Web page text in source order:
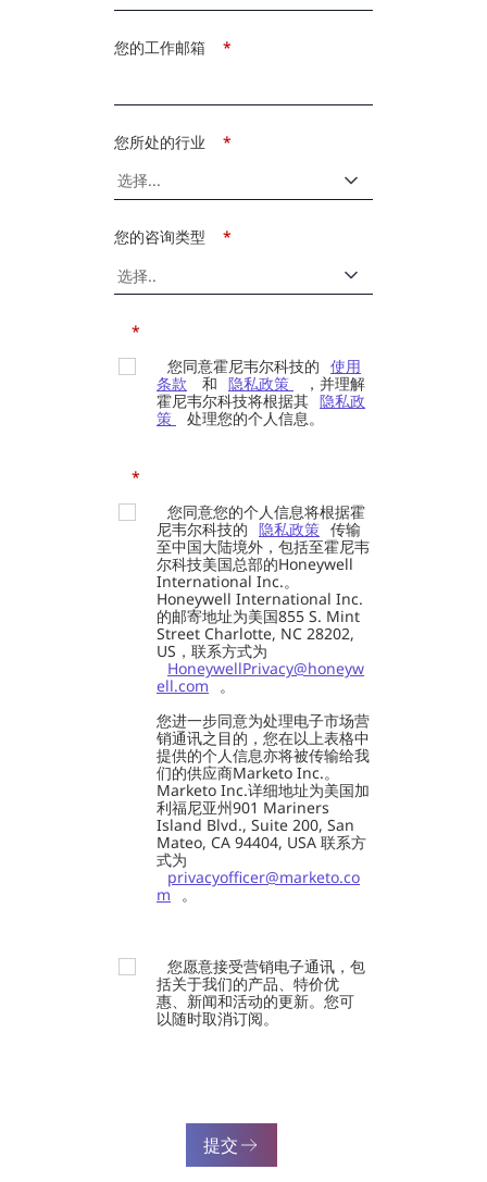
*
您的工作邮箱
*
您所处的行业
*
您的咨询类型
*
您同意霍尼韦尔科技的 使用
条款
和 隐私政策
，并理解
霍尼韦尔科技将根据其 隐私政
策
处理您的个人信息。
*
您同意您的个人信息将根据霍
尼韦尔科技的 隐私政策 传输
至中国大陆境外，包括至霍尼韦
尔科技美国总部的Honeywell
International Inc.。
Honeywell International Inc.
的邮寄地址为美国855 S. Mint
Street Charlotte, NC 28202,
US，联系方式为
HoneywellPrivacy@honeyw
ell.com
。
您进一步同意为处理电子市场营
销通讯之目的，您在以上表格中
提供的个人信息亦将被传输给我
们的供应商Marketo Inc.。
Marketo Inc.详细地址为美国加
利福尼亚州901 Mariners
Island Blvd., Suite 200, San
Mateo, CA 94404, USA 联系方
式为
privacyofficer@marketo.co
m 。
您愿意接受营销电子通讯，包
括关于我们的产品、特价优
惠、新闻和活动的更新。您可
以随时取消订阅。
提交